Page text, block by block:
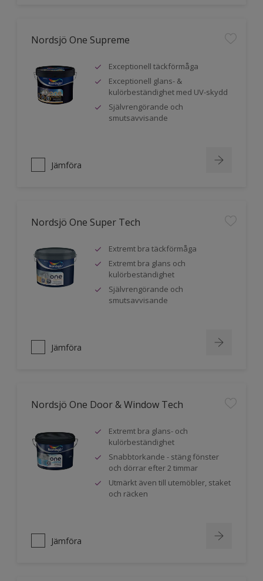
Nordsjö One Supreme
Exceptionell täckförmåga
Exceptionell glans- &
kulörbeständighet med UV-skydd
Självrengörande och
smutsavvisande
Jämföra
Nordsjö One Super Tech
Extremt bra täckförmåga
Extremt bra glans och
kulörbeständighet
Självrengörande och
smutsavvisande
Jämföra
Nordsjö One Door & Window Tech
Extremt bra glans- och
kulörbeständighet
Snabbtorkande - stäng fönster
och dörrar efter 2 timmar
Utmärkt även till utemöbler, staket
och räcken
Jämföra